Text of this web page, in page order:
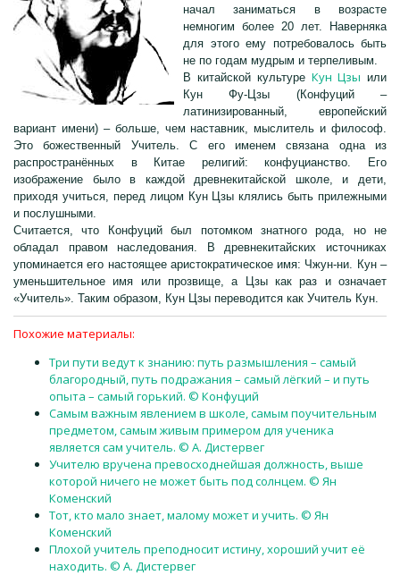
начал заниматься в возрасте
немногим более 20 лет. Наверняка
для этого ему потребовалось быть
не по годам мудрым и терпеливым.
В китайской культуре Кун Цзы или
Кун Фу-Цзы (Конфуций –
латинизированный, европейский
вариант имени) – больше, чем наставник, мыслитель и философ.
Это божественный Учитель. С его именем связана одна из
распространённых в Китае религий: конфуцианство. Его
изображение было в каждой древнекитайской школе, и дети,
приходя учиться, перед лицом Кун Цзы клялись быть прилежными
и послушными.
Считается, что Конфуций был потомком знатного рода, но не
обладал правом наследования. В древнекитайских источниках
упоминается его настоящее аристократическое имя: Чжун-ни. Кун –
уменьшительное имя или прозвище, а Цзы как раз и означает
«Учитель». Таким образом, Кун Цзы переводится как Учитель Кун.
Похожие материалы:
Три пути ведут к знанию: путь размышления – самый
благородный, путь подражания – самый лёгкий – и путь
опыта – самый горький. © Конфуций
Самым важным явлением в школе, самым поучительным
предметом, самым живым примером для ученика
является сам учитель. © А. Дистервег
Учителю вручена превосходнейшая должность, выше
которой ничего не может быть под солнцем. © Ян
Коменский
Тот, кто мало знает, малому может и учить. © Ян
Коменский
Плохой учитель преподносит истину, хороший учит её
находить. © А. Дистервег